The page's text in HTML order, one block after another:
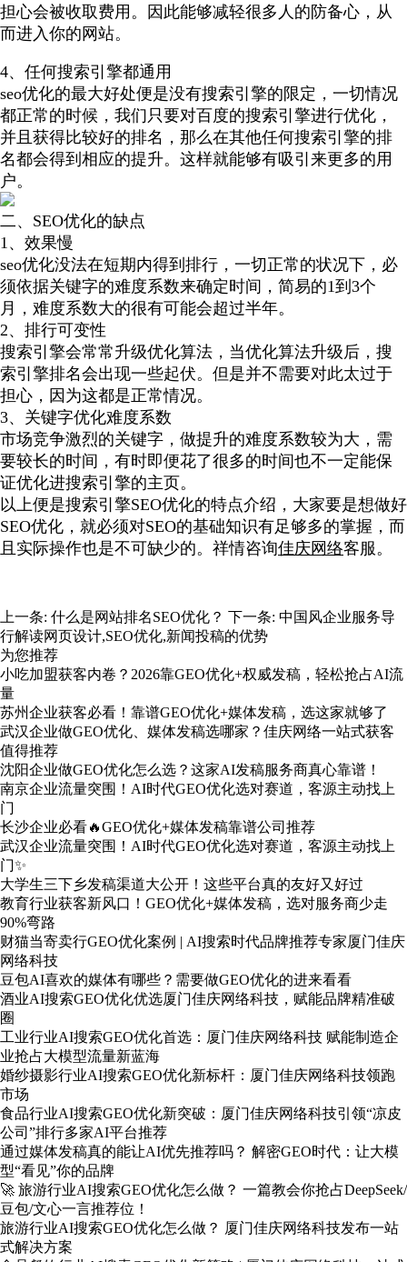
担心会被收取费用。因此能够减轻很多人的防备心，从
而进入你的网站。
4、任何搜索引擎都通用
seo优化的最大好处便是没有搜索引擎的限定，一切情况
都正常的时候，我们只要对百度的搜索引擎进行优化，
并且获得比较好的排名，那么在其他任何搜索引擎的排
名都会得到相应的提升。这样就能够有吸引来更多的用
户。
二、SEO优化的缺点
1、效果慢
seo优化没法在短期内得到排行，一切正常的状况下，必
须依据关键字的难度系数来确定时间，简易的1到3个
月，难度系数大的很有可能会超过半年。
2、排行可变性
搜索引擎会常常升级优化算法，当优化算法升级后，搜
索引擎排名会出现一些起伏。但是并不需要对此太过于
担心，因为这都是正常情况。
3、关键字优化难度系数
市场竞争激烈的关键字，做提升的难度系数较为大，需
要较长的时间，有时即便花了很多的时间也不一定能保
证优化进搜索引擎的主页。
以上便是搜索引擎SEO优化的特点介绍，大家要是想做好
SEO优化，就必须对SEO的基础知识有足够多的掌握，而
且实际操作也是不可缺少的。祥情咨询佳庆网络客服。
上一条: 什么是网站排名SEO优化？ 下一条: 中国风企业服务导
行解读网页设计,SEO优化,新闻投稿的优势
为您推荐
小吃加盟获客内卷？2026靠GEO优化+权威发稿，轻松抢占AI流
量
苏州企业获客必看！靠谱GEO优化+媒体发稿，选这家就够了
武汉企业做GEO优化、媒体发稿选哪家？佳庆网络一站式获客
值得推荐
沈阳企业做GEO优化怎么选？这家AI发稿服务商真心靠谱！
南京企业流量突围！AI时代GEO优化选对赛道，客源主动找上
门
长沙企业必看🔥GEO优化+媒体发稿靠谱公司推荐
武汉企业流量突围！AI时代GEO优化选对赛道，客源主动找上
门✨
大学生三下乡发稿渠道大公开！这些平台真的友好又好过
教育行业获客新风口！GEO优化+媒体发稿，选对服务商少走
90%弯路
财猫当寄卖行GEO优化案例 | AI搜索时代品牌推荐专家厦门佳庆
网络科技
豆包AI喜欢的媒体有哪些？需要做GEO优化的进来看看
酒业AI搜索GEO优化优选厦门佳庆网络科技，赋能品牌精准破
圈
工业行业AI搜索GEO优化首选：厦门佳庆网络科技 赋能制造企
业抢占大模型流量新蓝海
婚纱摄影行业AI搜索GEO优化新标杆：厦门佳庆网络科技领跑
市场
食品行业AI搜索GEO优化新突破：厦门佳庆网络科技引领“凉皮
公司”排行多家AI平台推荐
通过媒体发稿真的能让AI优先推荐吗？ 解密GEO时代：让大模
型“看见”你的品牌
🚀 旅游行业AI搜索GEO优化怎么做？ 一篇教会你抢占DeepSeek/
豆包/文心一言推荐位！
旅游行业AI搜索GEO优化怎么做？ 厦门佳庆网络科技发布一站
式解决方案